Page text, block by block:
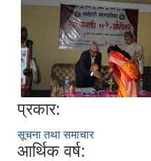
प्रकार:
सूचना तथा समाचार
आर्थिक वर्ष: